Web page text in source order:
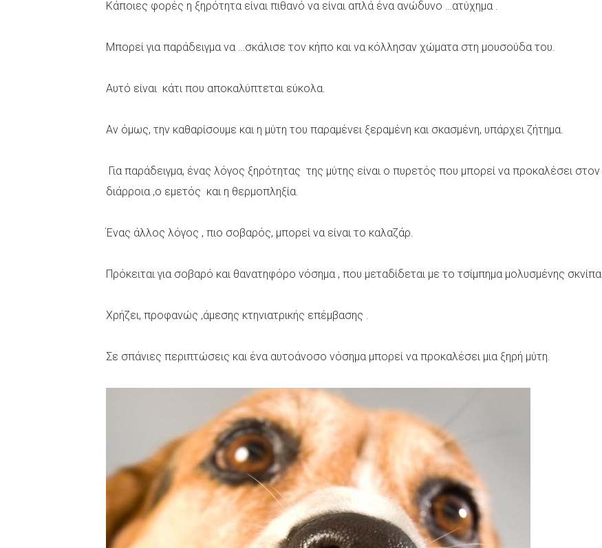
Κάποιες φορές η ξηρότητα είναι πιθανό να είναι απλά ένα ανώδυνο …ατύχημα .
Μπορεί για παράδειγμα να …σκάλισε τον κήπο και να κόλλησαν χώματα στη μουσούδα του.
Αυτό είναι κάτι που αποκαλύπτεται εύκολα.
Αν όμως, την καθαρίσουμε και η μύτη του παραμένει ξεραμένη και σκασμένη, υπάρχει ζήτημα.
Για παράδειγμα, ένας λόγος ξηρότητας της μύτης είναι ο πυρετός που μπορεί να προκαλέσει
διάρροια ,ο εμετός και η θερμοπληξία.
Ένας άλλος λόγος , πιο σοβαρός, μπορεί να είναι το καλαζάρ.
Πρόκειται για σοβαρό και θανατηφόρο νόσημα , που μεταδίδεται με το τσίμπημα μολυσμένης
Χρήζει, προφανώς ,άμεσης κτηνιατρικής επέμβασης .
Σε σπάνιες περιπτώσεις και ένα αυτοάνοσο νόσημα μπορεί να προκαλέσει μια ξηρή μύτη.